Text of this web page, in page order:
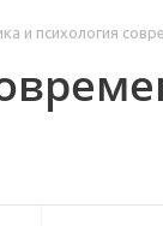
и психология